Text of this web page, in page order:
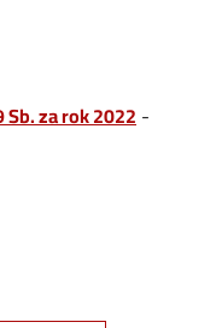
za rok 2022-